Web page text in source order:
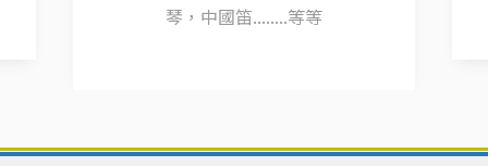
琴，中國笛........等等